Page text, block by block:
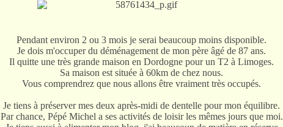
Pendant environ 2 ou 3 mois je serai beaucoup moins disponible.
Je dois m'occuper du déménagement de mon père âgé de 87 ans.
Il quitte une très grande maison en Dordogne pour un T2 à Limoges.
Sa maison est située à 60km de chez nous.
Vous comprendrez que nous allons être vraiment très occupés.
Je tiens à préserver mes deux après-midi de dentelle pour mon équilibre.
Par chance, Pépé Michel a ses activités de loisir les mêmes jours que moi.